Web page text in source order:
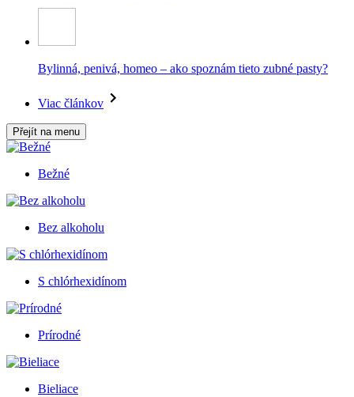
Bylinná, penivá, homeo – ako spoznám tieto zubné pasty?
Viac článkov
Přejít na menu
Bežné
Bez alkoholu
S chlórhexidínom
Prírodné
Bieliace